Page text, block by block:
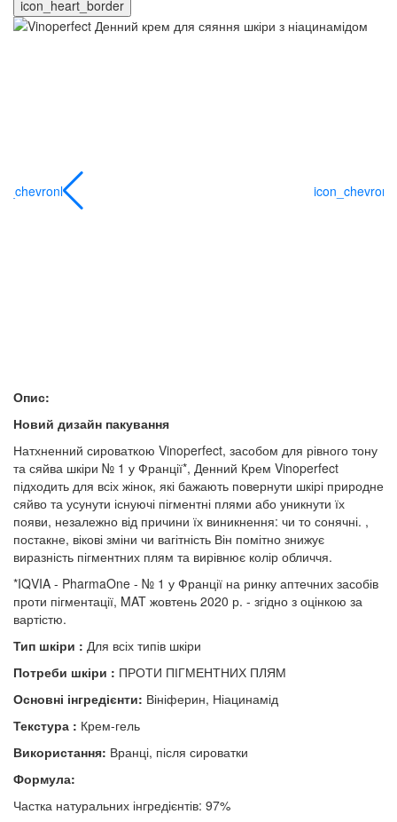
icon_heart_border
icon_chevronl
Опис:
Новий дизайн пакування
Натхненний сироваткою Vinoperfect, засобом для рівного тону
та сяйва шкіри № 1 у Франції*, Денний Крем Vinoperfect
підходить для всіх жінок, які бажають повернути шкірі природне
сяйво та усунути існуючі пігментні плями або уникнути їх
появи, незалежно від причини їх виникнення: чи то сонячні. ,
постакне, вікові зміни чи вагітність Він помітно знижує
виразність пігментних плям та вирівнює колір обличчя.
*IQVIA - PharmaOne - № 1 у Франції на ринку аптечних засобів
проти пігментації, MAT жовтень 2020 р. - згідно з оцінкою за
вартістю.
Тип шкіри : Для всіх типів шкіри
Потреби шкіри : ПРОТИ ПІГМЕНТНИХ ПЛЯМ
Основні інгредієнти: Вініферин, Ніацинамід
Текстура : Крем-гель
Використання: Вранці, після сироватки
Формула:
Частка натуральних інгредієнтів: 97%